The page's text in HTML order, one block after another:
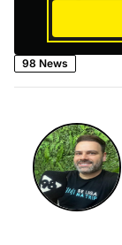
98 News